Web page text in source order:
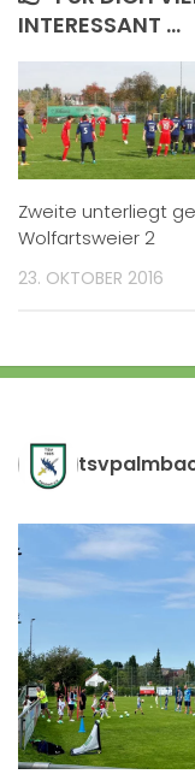
INTERESSANT …
Zweite unterliegt
Wolfartsweier 2
23. OKTOBER 2016